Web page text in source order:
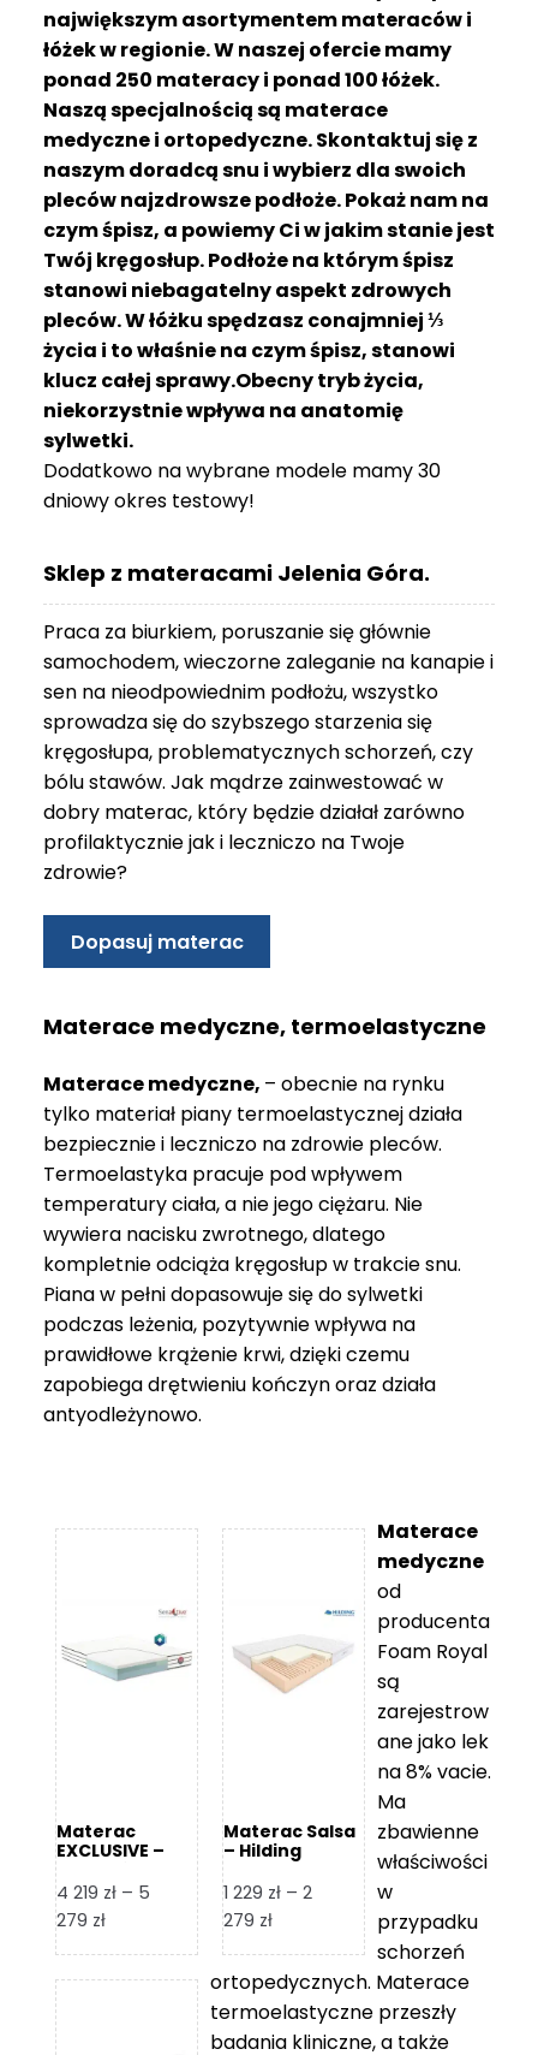
największym asortymentem materaców i
łóżek w regionie. W naszej ofercie mamy
ponad 250 materacy i ponad 100 łóżek.
Naszą specjalnością są materace
medyczne i ortopedyczne. Skontaktuj się z
naszym doradcą snu i wybierz dla swoich
pleców najzdrowsze podłoże. Pokaż nam na
czym śpisz, a powiemy Ci w jakim stanie jest
Twój kręgosłup. Podłoże na którym śpisz
stanowi niebagatelny aspekt zdrowych
pleców. W łóżku spędzasz conajmniej ⅓
życia i to właśnie na czym śpisz, stanowi
klucz całej sprawy.Obecny tryb życia,
niekorzystnie wpływa na anatomię
sylwetki.
Dodatkowo na wybrane modele mamy 30
dniowy okres testowy!
Sklep z materacami Jelenia Góra.
Praca za biurkiem, poruszanie się głównie
samochodem, wieczorne zaleganie na kanapie i
sen na nieodpowiednim podłożu, wszystko
sprowadza się do szybszego starzenia się
kręgosłupa, problematycznych schorzeń, czy
bólu stawów. Jak mądrze zainwestować w
dobry materac, który będzie działał zarówno
profilaktycznie jak i leczniczo na Twoje
zdrowie?
Dopasuj materac
Materace medyczne, termoelastyczne
Materace medyczne, – obecnie na rynku
tylko materiał piany termoelastycznej działa
bezpiecznie i leczniczo na zdrowie pleców.
Termoelastyka pracuje pod wpływem
temperatury ciała, a nie jego ciężaru. Nie
wywiera nacisku zwrotnego, dlatego
kompletnie odciąża kręgosłup w trakcie snu.
Piana w pełni dopasowuje się do sylwetki
podczas leżenia, pozytywnie wpływa na
prawidłowe krążenie krwi, dzięki czemu
zapobiega drętwieniu kończyn oraz działa
antyodleżynowo.
Materac
EXCLUSIVE –
4 219 zł – 5
279 złZakres
od
Materac Salsa
– Hilding
1 229 zł – 2
279 złZakres
od
1
229 zł
Materace
medyczne
od
producenta
Foam Royal
są
zarejestrow
ane jako lek
na 8% vacie.
Ma
zbawienne
właściwości
w
przypadku
schorzeń
ortopedycznych. Materace
termoelastyczne przeszły
badania kliniczne, a także